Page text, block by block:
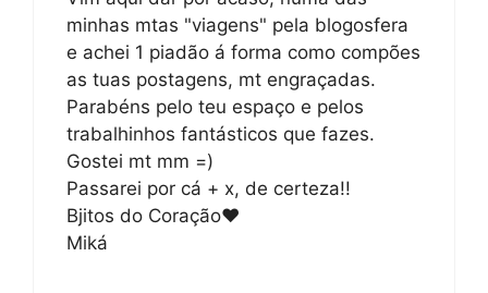
minhas mtas "viagens" pela blogosfera
e achei 1 piadão á forma como compões
as tuas postagens, mt engraçadas.
Parabéns pelo teu espaço e pelos
trabalhinhos fantásticos que fazes.
Gostei mt mm =)
Passarei por cá + x, de certeza!!
Bjitos do Coração♥
Miká